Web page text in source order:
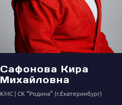
Сафонова Кира
Михайловна
КМС СК “Родина” (г.Екатеринбург)